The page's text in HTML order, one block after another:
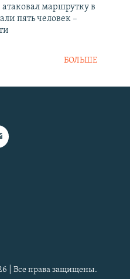
маршрутку в
пять человек –
БОЛЬШЕ
| Все права защищены.